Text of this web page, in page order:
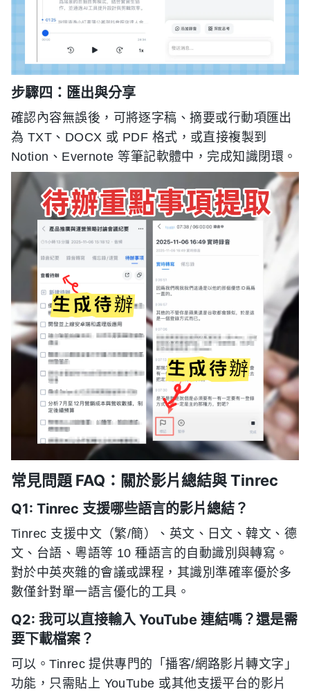
步驟四：匯出與分享
確認內容無誤後，可將逐字稿、摘要或行動項匯出
為 TXT、DOCX 或 PDF 格式，或直接複製到
Notion、Evernote 等筆記軟體中，完成知識閉環。
常見問題 FAQ：關於影片總結與 Tinrec
Q1: Tinrec 支援哪些語言的影片總結？
Tinrec 支援中文（繁/簡）、英文、日文、韓文、德
文、台語、粵語等 10 種語言的自動識別與轉寫。
對於中英夾雜的會議或課程，其識別準確率優於多
數僅針對單一語言優化的工具。
Q2: 我可以直接輸入 YouTube 連結嗎？還是需
要下載檔案？
可以。Tinrec 提供專門的「播客/網路影片轉文字」
功能，只需貼上 YouTube 或其他支援平台的影片